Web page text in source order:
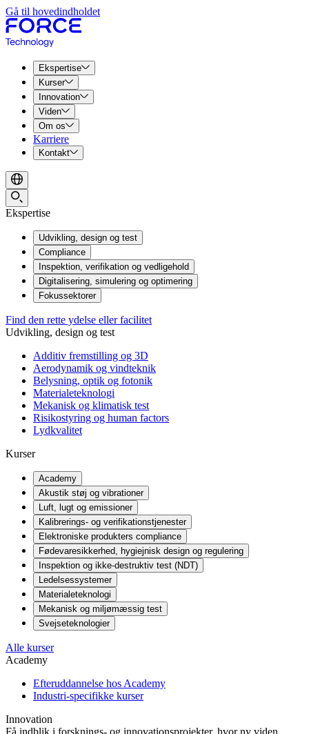
Gå til hovedindholdet
Ekspertise
Kurser
Innovation
Viden
Om os
Karriere
Kontakt
Ekspertise
Udvikling, design og test
Compliance
Inspektion, verifikation og vedligehold
Digitalisering, simulering og optimering
Fokussektorer
Find den rette ydelse eller facilitet
Udvikling, design og test
Additiv fremstilling og 3D
Aerodynamik og vindteknik
Belysning, optik og fotonik
Materialeteknologi
Mekanisk og klimatisk test
Risikostyring og human factors
Lydkvalitet
Kurser
Academy
Akustik støj og vibrationer
Luft, lugt og emissioner
Kalibrerings- og verifikationstjenester
Elektroniske produkters compliance
Fødevaresikkerhed, hygiejnisk design og regulering
Inspektion og ikke-destruktiv test (NDT)
Ledelsessystemer
Materialeteknologi
Mekanisk og miljømæssig test
Svejseteknologier
Alle kurser
Academy
Efteruddannelse hos Academy
Industri-specifikke kurser
Innovation